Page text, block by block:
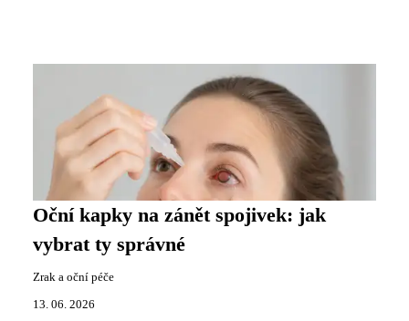
Oční kapky na zánět spojivek: jak
vybrat ty správné
Zrak a oční péče
13. 06. 2026